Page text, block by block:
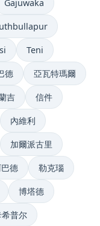
Gajuwaka
Teni
德 亞瓦特瑪爾
吉 信件
內維利
加爾派古里
德 勒克瑙
博塔德
普尔